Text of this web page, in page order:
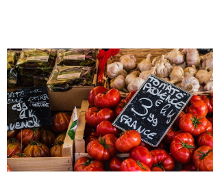
L
e
m
a
c
h
é
d